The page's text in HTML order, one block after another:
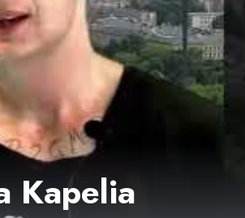
Kapelia